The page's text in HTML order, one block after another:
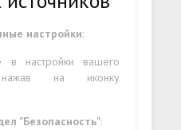
настройки:
в настройки вашего
нажав на иконку
"Безопасность":